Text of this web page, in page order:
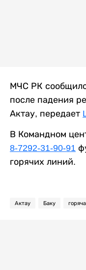
МЧС РК
после падения
Актау, передает
В Командном
8-7292-31-90-91
горячих линий.
Актау Баку